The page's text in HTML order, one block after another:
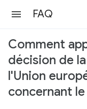
FAQ
Comment
décision de
l'Union
concernant